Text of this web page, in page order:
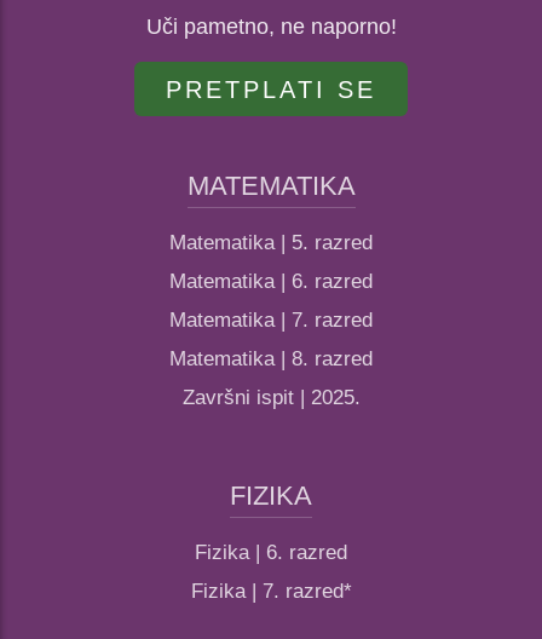
Uči pametno, ne naporno!
PRETPLATI SE
MATEMATIKA
Matematika | 5. razred
Matematika | 6. razred
Matematika | 7. razred
Matematika | 8. razred
Završni ispit | 2025.
FIZIKA
Fizika | 6. razred
Fizika | 7. razred*